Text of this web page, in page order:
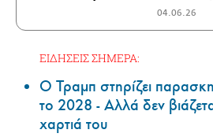
04.06.26
ΕΙΔΗΣΕΙΣ ΣΗΜΕΡΑ:
Ο Τραμπ στηρίζει
το 2028 - Αλλά δεν
χαρτιά του